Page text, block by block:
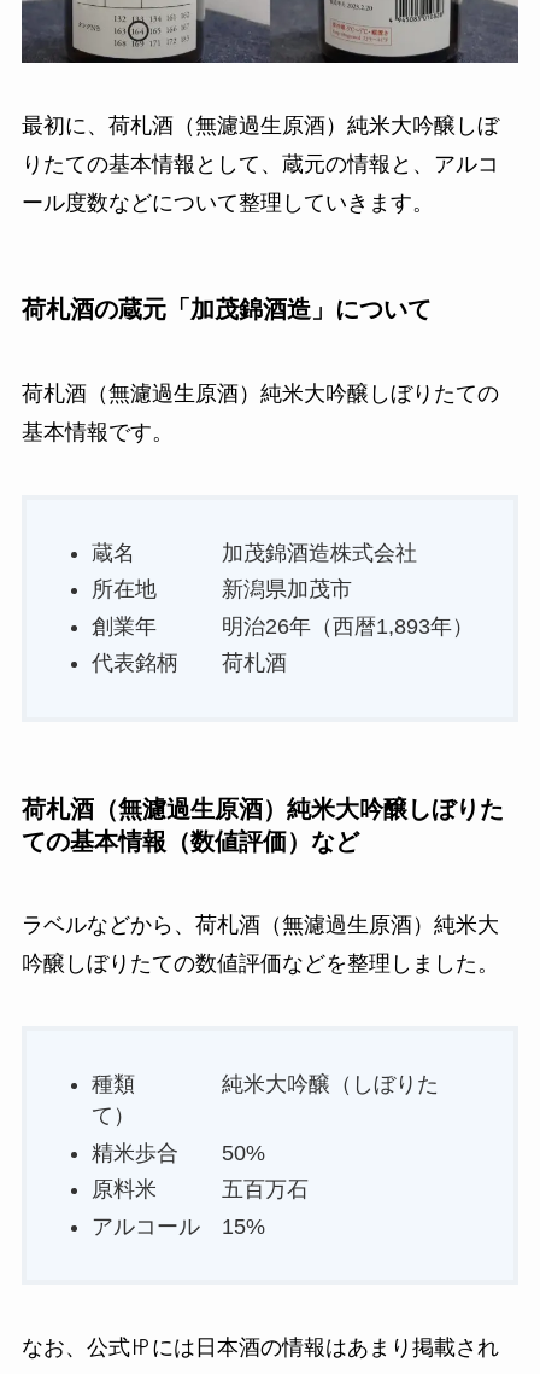
最初に、荷札酒（無濾過生原酒）純米大吟醸しぼ
りたての基本情報として、蔵元の情報と、アルコ
ール度数などについて整理していきます。
荷札酒の蔵元「加茂錦酒造」について
荷札酒（無濾過生原酒）純米大吟醸しぼりたての
基本情報です。
蔵名 加茂錦酒造株式会社
所在地 新潟県加茂市
創業年 明治26年（西暦1,893年）
代表銘柄 荷札酒
荷札酒（無濾過生原酒）純米大吟醸しぼりた
ての基本情報（数値評価）など
ラベルなどから、荷札酒（無濾過生原酒）純米大
吟醸しぼりたての数値評価などを整理しました。
種類 純米大吟醸（しぼりた
て）
精米歩合 50%
原料米 五百万石
アルコール 15%
なお、公式㏋には日本酒の情報はあまり掲載され